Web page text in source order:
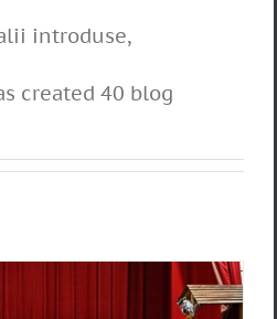
introduse,
created 40 blog